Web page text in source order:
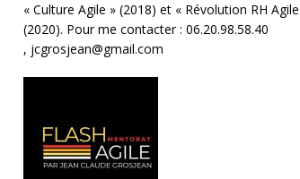
« Culture Agile » (2018) et « Révolution RH Agile
(2020). Pour me contacter : 06.20.98.58.40
, jcgrosjean@gmail.com